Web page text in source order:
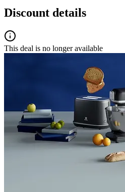
Discount details
This deal is no longer available